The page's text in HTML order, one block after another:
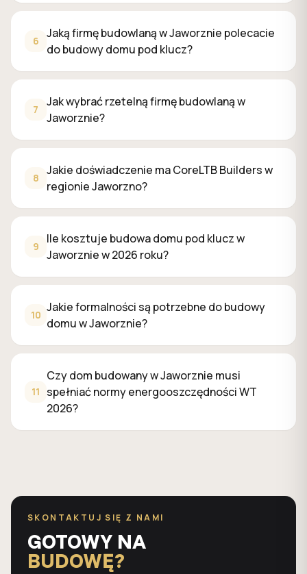
6
Jaką firmę budowlaną w Jaworznie polecacie
do budowy domu pod klucz?
7
Jak wybrać rzetelną firmę budowlaną w
Jaworznie?
8
Jakie doświadczenie ma CoreLTB Builders w
regionie Jaworzno?
9
Ile kosztuje budowa domu pod klucz w
Jaworznie w 2026 roku?
10
Jakie formalności są potrzebne do budowy
domu w Jaworznie?
11
Czy dom budowany w Jaworznie musi
spełniać normy energooszczędności WT
2026?
Od20 września 2026obowiązują nowe Warunki
SKONTAKTUJ SIĘ Z NAMI
GOTOWY NA
BUDOWĘ?